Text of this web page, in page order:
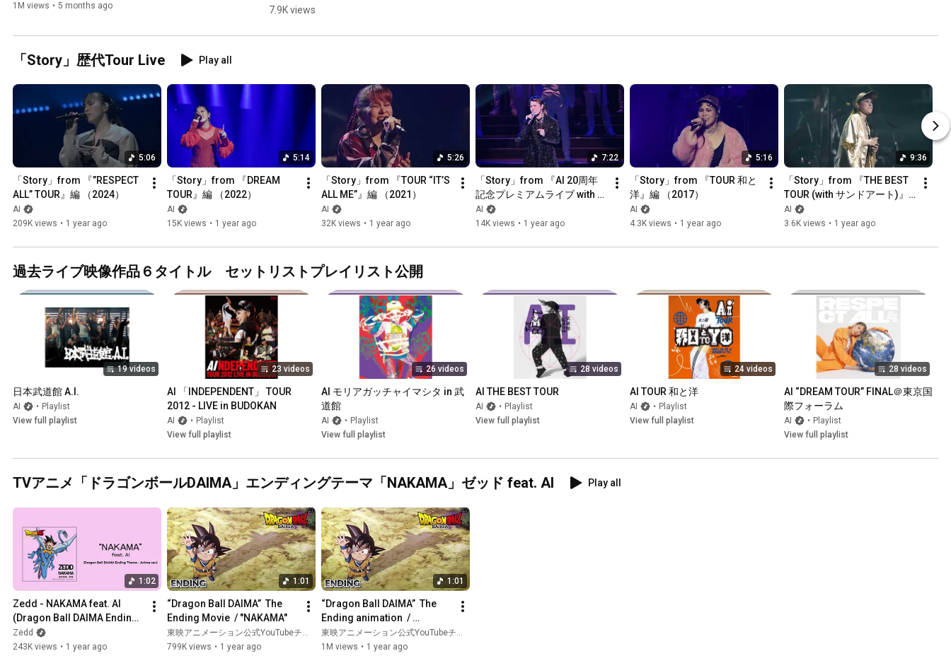
◆放送枠：2026年４月期日曜ドラマ
◆初回放送：4月12日
◆放送時間：毎週日曜よる10時30分から放送
◆企画：秋元康
◆出演者：志尊淳　仁村紗和　京本大我　長濱ねる
キム・ドワン　キム・ジュリョン　オ・マンソク
                    ／　でんでん　田辺誠一　　ほか
◆脚本：川﨑いづみ　松島瑠璃子
◆主題歌：AI 「It’s You」 (EMI Records/UNIVERSAL MUSIC)
◆音楽：はらかなこ
◆演出：小室直子　内田秀実
◆制作協力：AX-ON
◆番組公式HP： https://www.ntv.co.jp/10kaikitte/
◆番組公式SNS
https://x.com/10kaikitte_ntv
Instagram：https://www.instagram.com/10kaikitte_ntv
TikTok：https://www.tiktok.com/@10kaikitte_ntv
https://bit.ly/tver_10kaikitte_ntv_ar...
＝＝＝＝＝＝＝＝＝＝＝＝＝＝＝＝＝＝＝＝＝＝＝＝＝＝＝
【About AI】
HP： https://aimusic.tv/
Official X : https://x.com/micaholic1981
Official Facebook：https://www.facebook.com/AI
1M views • 5 months ago
ッキーアイラ
プレミア公開
ラブユー
7.9K views
「Story」歴代Tour Live Play all
5:06
「Story」from 『”RESPECT
ALL” TOUR』編 （2024）
AI
209K views • 1 year ago
5:14
「Story」from 『DREAM
TOUR』編 （2022）
AI
15K views • 1 year ago
5:26
「Story」from 『TOUR “IT’S
ALL ME”』編 （2021）
AI
32K views • 1 year ago
7:22
「Story」from 『AI 20周年
記念プレミアムライブ with ゴ
スペル聖歌隊』編（2019）
AI
14K views • 1 year ago
5:16
「Story」from 『TOUR 和と
洋』編 （2017）
AI
4.3K views • 1 year ago
9:36
「Story」from 『THE BEST
TOUR (with サンドアート)』
編 （2016）
AI
3.6K views • 1 year ago
過去ライブ映像作品６タイトル セットリストプレイリスト公開
19 videos
日本武道館 A.I.
AI • Playlist
View full playlist
23 videos
AI 「INDEPENDENT」 TOUR
2012 - LIVE in BUDOKAN
AI • Playlist
View full playlist
26 videos
AI モリアガッチャイマシタ in 武
道館
AI • Playlist
View full playlist
28 videos
AI THE BEST TOUR
AI • Playlist
View full playlist
24 videos
AI TOUR 和と洋
AI • Playlist
View full playlist
28 videos
AI “DREAM TOUR” FINAL＠東京国
際フォーラム
AI • Playlist
View full playlist
TVアニメ「ドラゴンボールDAIMA」エンディングテーマ「NAKAMA」ゼッド feat. AI Play all
1:02
Zedd - NAKAMA feat. AI
(Dragon Ball DAIMA Ending
Theme - Anime Ver.)
[Japanese Lyric Video]
Zedd
243K views • 1 year ago
1:01
“Dragon Ball DAIMA”  The
Ending Movie  / "NAKAMA"
東映アニメーション公式YouTubeチャンネル
799K views • 1 year ago
1:01
“Dragon Ball DAIMA”  The
Ending animation  /
"NAKAMA"
東映アニメーション公式YouTubeチャンネル
1M views • 1 year ago